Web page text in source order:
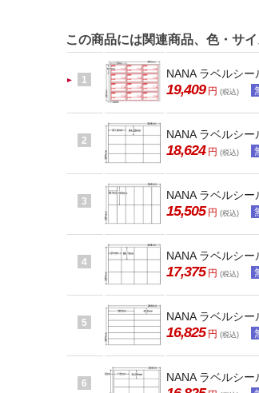
この商品には関連商品、色・サ
1 NANA ラベルシ
19,409 円 (税込)
2 NANA ラベルシ
18,624 円 (税込)
3 NANA ラベルシ
15,505 円 (税込)
4 NANA ラベルシ
17,375 円 (税込)
5 NANA ラベルシ
16,825 円 (税込)
6 NANA ラベルシ